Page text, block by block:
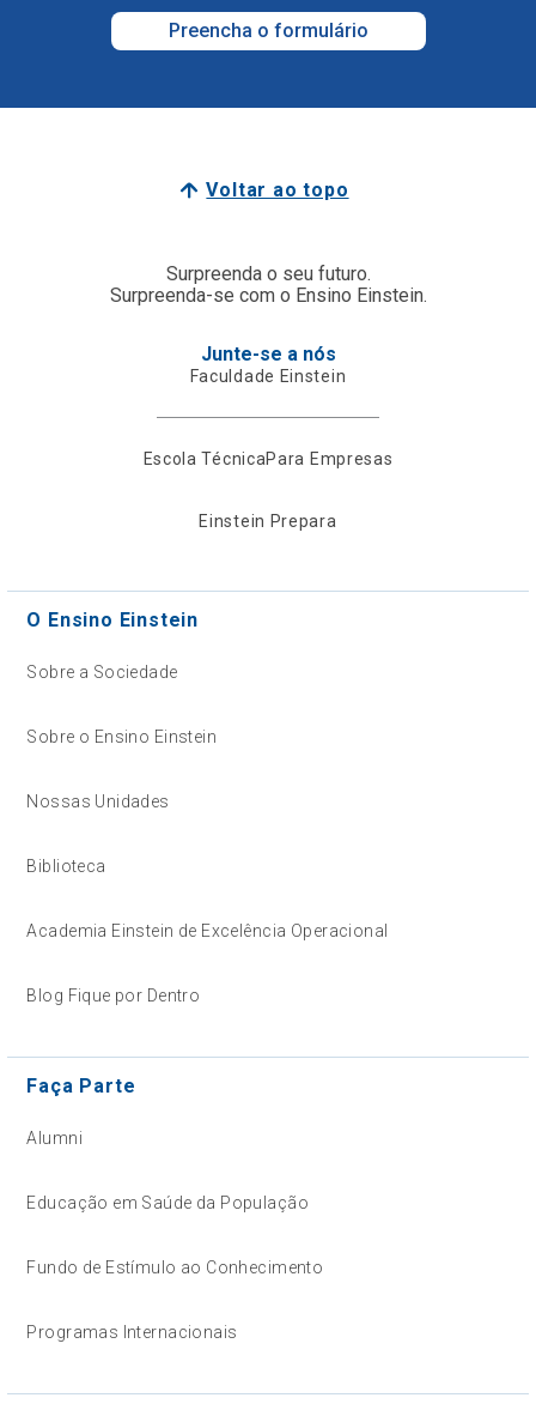
Preencha o formulário
Voltar ao topo
Surpreenda o seu futuro.
Surpreenda-se com o Ensino Einstein.
Junte-se a nós
Faculdade Einstein
Escola TécnicaPara Empresas
Einstein Prepara
O Ensino Einstein
Sobre a Sociedade
Sobre o Ensino Einstein
Nossas Unidades
Biblioteca
Academia Einstein de Excelência Operacional
Blog Fique por Dentro
Faça Parte
Alumni
Educação em Saúde da População
Fundo de Estímulo ao Conhecimento
Programas Internacionais